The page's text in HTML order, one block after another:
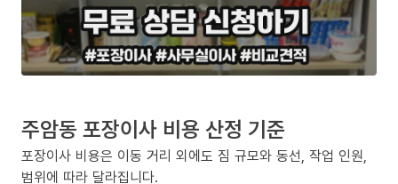
주암동 포장이사 비용 산정 기준
포장이사 비용은 이동 거리 외에도 짐 규모와 동선, 작업 인원,
범위에 따라 달라집니다.